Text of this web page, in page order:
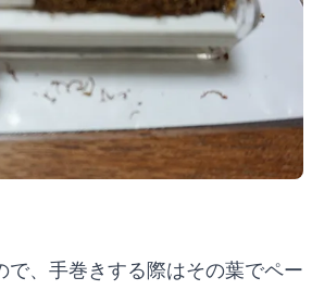
で、手巻きする際はその葉でペー